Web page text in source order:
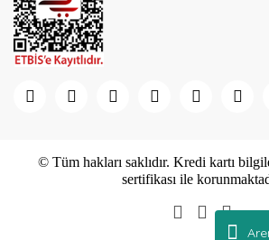
© Tüm hakları saklıdır. Kredi kartı
sertifikası ile